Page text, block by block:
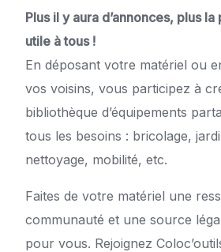
Plus il y aura d’annonces, plus
utile à tous !
En déposant votre matériel ou
vos voisins, vous participez à
bibliothèque d’équipements
tous les besoins : bricolage,
nettoyage, mobilité, etc.
Faites de votre matériel une
communauté et une source
pour vous. Rejoignez